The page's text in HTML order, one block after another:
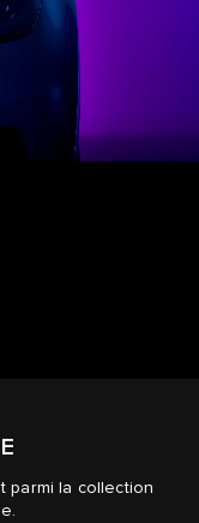
parmi la collection